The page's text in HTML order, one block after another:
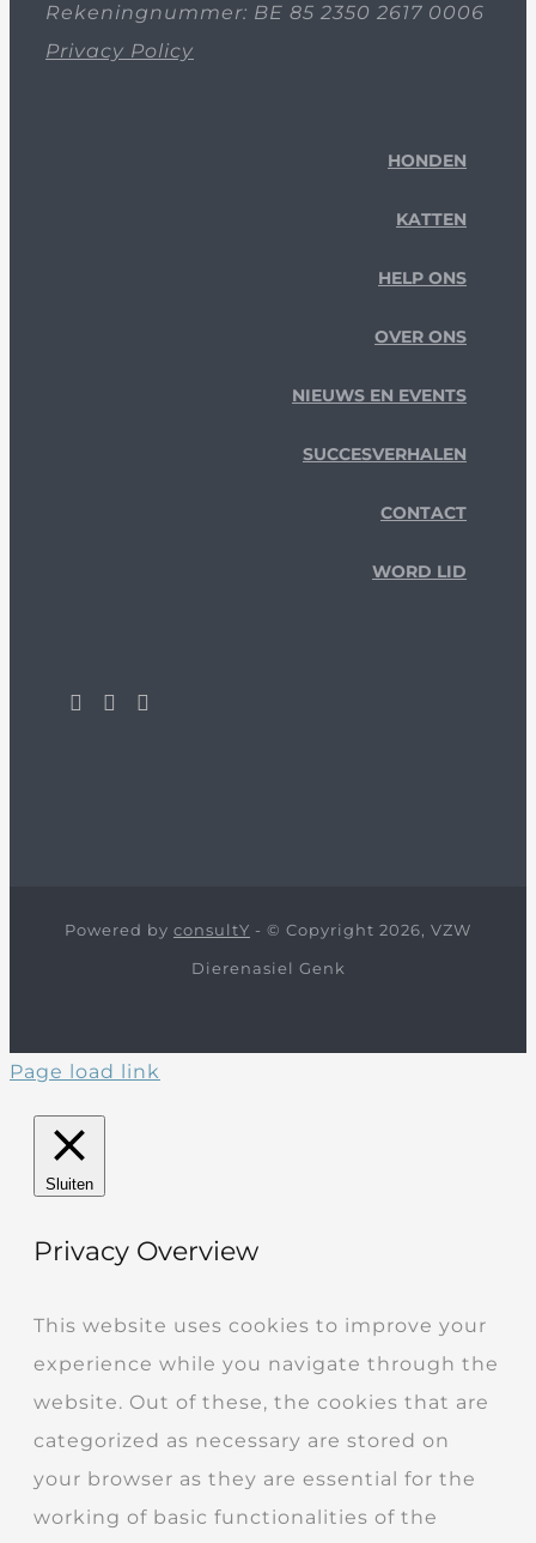
Rekeningnummer: BE 85 2350 2617 0006
Privacy Policy
HONDEN
KATTEN
HELP ONS
OVER ONS
NIEUWS EN EVENTS
SUCCESVERHALEN
CONTACT
WORD LID
Powered by consultY - © Copyright 2026, VZW
Dierenasiel Genk
Page load link
Sluiten
Privacy Overview
This website uses cookies to improve your
experience while you navigate through the
website. Out of these, the cookies that are
categorized as necessary are stored on
your browser as they are essential for the
working of basic functionalities of the